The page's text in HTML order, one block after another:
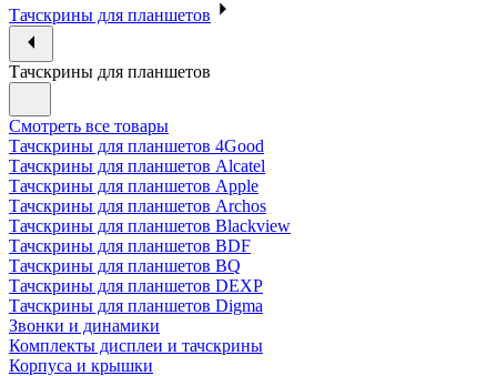
Тачскрины для планшетов
Тачскрины для планшетов
Смотреть все товары
Тачскрины для планшетов 4Good
Тачскрины для планшетов Alcatel
Тачскрины для планшетов Apple
Тачскрины для планшетов Archos
Тачскрины для планшетов Blackview
Тачскрины для планшетов BDF
Тачскрины для планшетов BQ
Тачскрины для планшетов DEXP
Тачскрины для планшетов Digma
Звонки и динамики
Комплекты дисплеи и тачскрины
Корпуса и крышки